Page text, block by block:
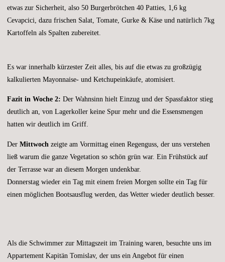
etwas zur Sicherheit, also 50 Burgerbrötchen 40 Patties, 1,6 kg
Cevapcici, dazu frischen Salat, Tomate, Gurke & Käse und natürlich 7kg
Kartoffeln als Spalten zubereitet.
Es war innerhalb kürzester Zeit alles, bis auf die etwas zu großzügig
kalkulierten Mayonnaise- und Ketchupeinkäufe, atomisiert.
Fazit in Woche 2: Der Wahnsinn hielt Einzug und der Spassfaktor stieg
deutlich an, von Lagerkoller keine Spur mehr und die Essensmengen
hatten wir deutlich im Griff.
DerMittwoch zeigte am Vormittag einen Regenguss, der uns verstehen
ließ warum die ganze Vegetation so schön grün war. Ein Frühstück auf
der Terrasse war an diesem Morgen undenkbar.
Donnerstag wieder ein Tag mit einem freien Morgen sollte ein Tag für
einen möglichen Bootsausflug werden, das Wetter wieder deutlich besser.
Als die Schwimmer zur Mittagszeit im Training waren, besuchte uns im
Appartement Kapitän Tomislav, der uns ein Angebot für einen